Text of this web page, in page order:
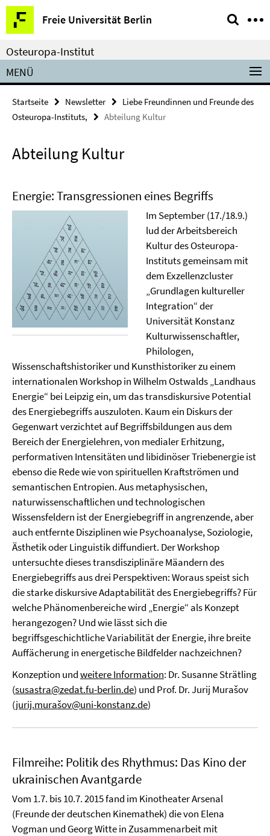
Springe
direkt
zu
Inhalt
Freie Universität Berlin
Service-
Navigation
Osteuropa-Institut
MENÜ
Startseite Newsletter
Liebe Freundinnen und Freunde des
Osteuropa-Instituts,
Abteilung Kultur
Abteilung Kultur
Energie: Transgressionen eines Begriffs
Im September (17./18.9.)
lud der Arbeitsbereich
Kultur des Osteuropa-
Instituts gemeinsam mit
dem Exzellenzcluster
„Grundlagen kultureller
Integration“ der
Universität Konstanz
Kulturwissenschaftler,
Philologen,
Wissenschaftshistoriker und Kunsthistoriker zu einem
internationalen Workshop in Wilhelm Ostwalds „Landhaus
Energie“ bei Leipzig ein, um das transdiskursive Potential
des Energiebegriffs auszuloten. Kaum ein Diskurs der
Gegenwart verzichtet auf Begriffsbildungen aus dem
Bereich der Energielehren, von medialer Erhitzung,
performativen Intensitäten und libidinöser Triebenergie ist
ebenso die Rede wie von spirituellen Kraftströmen und
semantischen Entropien. Aus metaphysischen,
naturwissenschaftlichen und technologischen
Wissensfeldern ist der Energiebegriff in angrenzende, aber
auch entfernte Disziplinen wie Psychoanalyse, Soziologie,
Ästhetik oder Linguistik diffundiert. Der Workshop
untersuchte dieses transdisziplinäre Mäandern des
Energiebegriffs aus drei Perspektiven: Woraus speist sich
die starke diskursive Adaptabilität des Energiebegriffs? Für
welche Phänomenbereiche wird „Energie“ als Konzept
herangezogen? Und wie lässt sich die
begriffsgeschichtliche Variabilität der Energie, ihre breite
Auffächerung in energetische Bildfelder nachzeichnen?
Konzeption undweitere Information: Dr. Susanne Strätling
(susastra@zedat.fu-berlin.de) und Prof. Dr. Jurij Murašov
(jurij.murašov@uni-konstanz.de)
Filmreihe: Politik des Rhythmus: Das Kino der
ukrainischen Avantgarde
Vom 1.7. bis 10.7. 2015 fand im Kinotheater Arsenal
(Freunde der deutschen Kinemathek) die von Elena
Vogman und Georg Witte in Zusammenarbeit mit